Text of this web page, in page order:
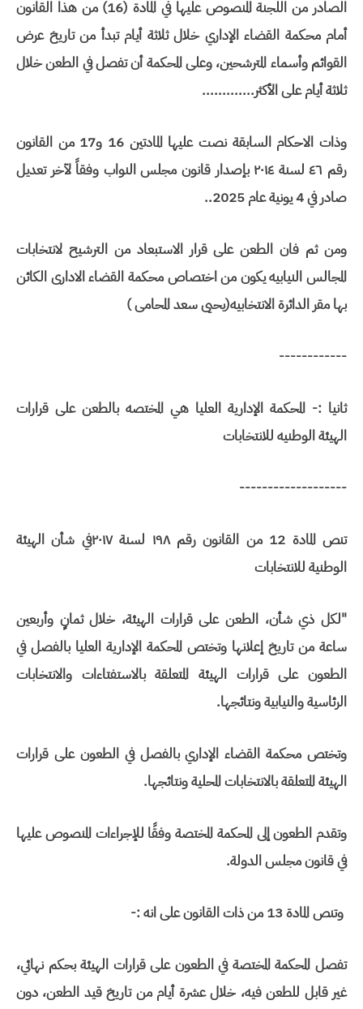
الصادر من اللجنة المنصوص عليها في المادة (16) من هذا القانون
أمام محكمة القضاء الإداري خلال ثلاثة أيام تبدأ من تاريخ عرض
القوائم وأسماء المترشحين، وعلى المحكمة أن تفصل في الطعن خلال
ثلاثة أيام على الأكثر.............
وذات الاحكام السابقة نصت عليها المادتين 16 و17 من القانون
رقم ٤٦ لسنة ۲۰۱٤ بإصدار قانون مجلس النواب وفقاً لآخر تعديل
صادر في 4 يونية عام 2025..
ومن ثم فان الطعن على قرار الاستبعاد من الترشيح لانتخابات
المجالس النيابيه يكون من اختصاص محكمة القضاء الادارى الكائن
بها مقر الدائرة الانتخابيه(يحيى سعد المحامى )
------------
ثانيا :- المحكمة الإدارية العليا هي المختصه بالطعن على قرارات
الهيئة الوطنيه للانتخابات
-------------------
تنص المادة 12 من القانون رقم ۱۹۸ لسنة ۲۰۱۷في شأن الهيئة
الوطنية للانتخابات
"لكل ذي شأن، الطعن على قرارات الهيئة، خلال ثمانٍ وأربعين
ساعة من تاريخ إعلانها وتختص المحكمة الإدارية العليا بالفصل في
الطعون على قرارات الهيئة المتعلقة بالاستفتاءات والانتخابات
الرئاسية والنيابية ونتائجها.
وتختص محكمة القضاء الإداري بالفصل في الطعون على قرارات
الهيئة المتعلقة بالانتخابات المحلية ونتائجها.
وتقدم الطعون إلى المحكمة المختصة وفقًا للإجراءات المنصوص عليها
في قانون مجلس الدولة.
وتنص المادة 13 من ذات القانون على انه :-
تفصل المحكمة المختصة في الطعون على قرارات الهيئة بحكم نهائي،
غير قابل للطعن فيه، خلال عشرة أيام من تاريخ قيد الطعن، دون